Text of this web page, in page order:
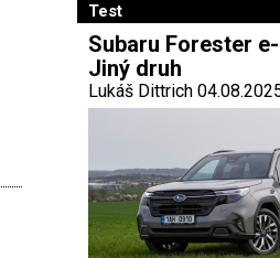
Test
Subaru Forester
Jiný druh
Lukáš Dittrich